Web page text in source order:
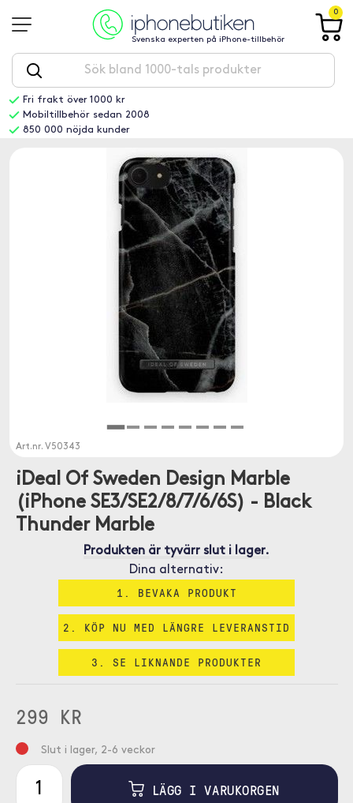
Svenska experten på iPhone-tillbehör
0
Fri frakt över 1000 kr
Mobiltillbehör sedan 2008
850 000 nöjda kunder
Art.nr. V50343
iDeal Of Sweden Design Marble
(iPhone SE3/SE2/8/7/6/6S) - Black
Thunder Marble
Produkten är tyvärr slut i lager.
Dina alternativ:
1. BEVAKA PRODUKT
2. KÖP NU MED LÄNGRE LEVERANSTID
3. SE LIKNANDE PRODUKTER
299 KR
Slut i lager, 2-6 veckor
LÄGG I VARUKORGEN